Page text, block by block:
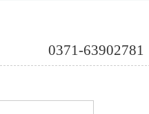
0371-63902781